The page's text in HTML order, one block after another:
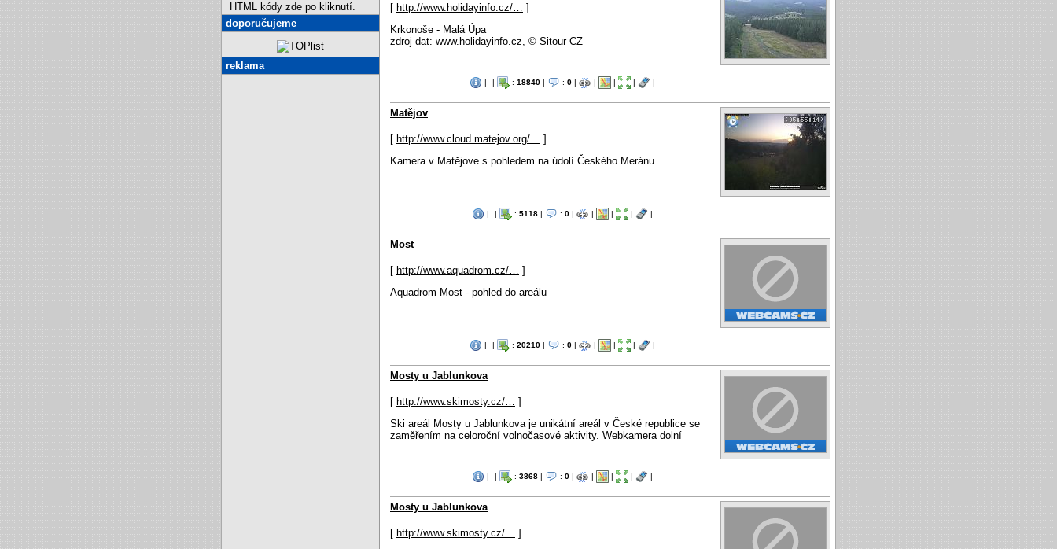
[ http://www.holidayinfo.cz/…
]
Krkonoše - Malá Úpa
zdroj dat: www.holidayinfo.cz , © Sitour CZ
| | : 18840| : 0| | | | |
Matějov
[ http://www.cloud.matejov.org/…
]
Kamera v Matějove s pohledem na údolí Českého Meránu
| | : 5118| : 0| | | | |
Most
[ http://www.aquadrom.cz/…
]
Aquadrom Most - pohled do areálu
| | : 20210| : 0| | | | |
Mosty u Jablunkova
[ http://www.skimosty.cz/…
]
Ski areál Mosty u Jablunkova je unikátní areál v České republice se
zaměřením na celoroční volnočasové aktivity. Webkamera dolní
| | : 3868| : 0| | | | |
Mosty u Jablunkova
[ http://www.skimosty.cz/…
]
HTML kódy zde po kliknutí.
doporučujeme
reklama